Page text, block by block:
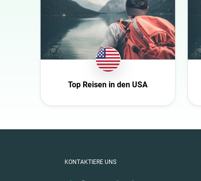
Bulgaria
Canada
Croatia
USA
Top Reisen in den USA
KONTAKTIERE UNS